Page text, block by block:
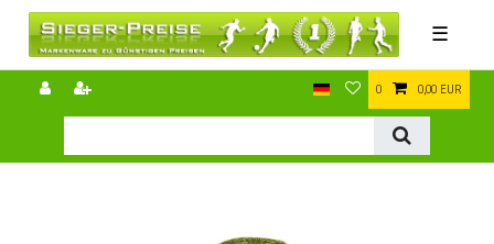
☰
0 0,00 EUR